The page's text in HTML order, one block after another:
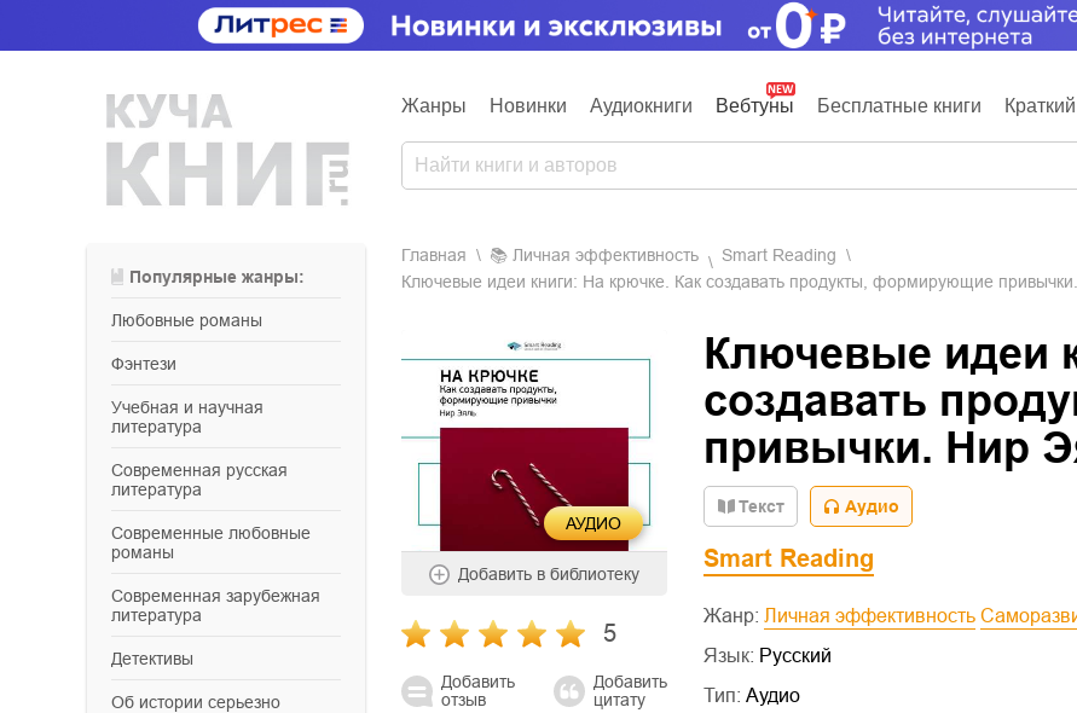
Жанры Новинки Аудиокниги Вебтуны Бесплатные книги
Популярные жанры:
любовные романы
фэнтези
учебная и научная
литература
современная русская
литература
современные любовные
романы
современная зарубежная
литература
детективы
об истории серьезно
Главная 📚 личная эффективность
Smart Reading
Ключевые идеи книги: На крючке. Как создавать продукты, формирующие
АУДИО
Добавить в библиотеку
5
Добавить
отзыв
Добавить
цитату
Ключевые идеи
создавать
привычки. Нир
Текст Аудио
Smart Reading
Жанр: Личная эффективность
Язык: Русский
Тип: Аудио